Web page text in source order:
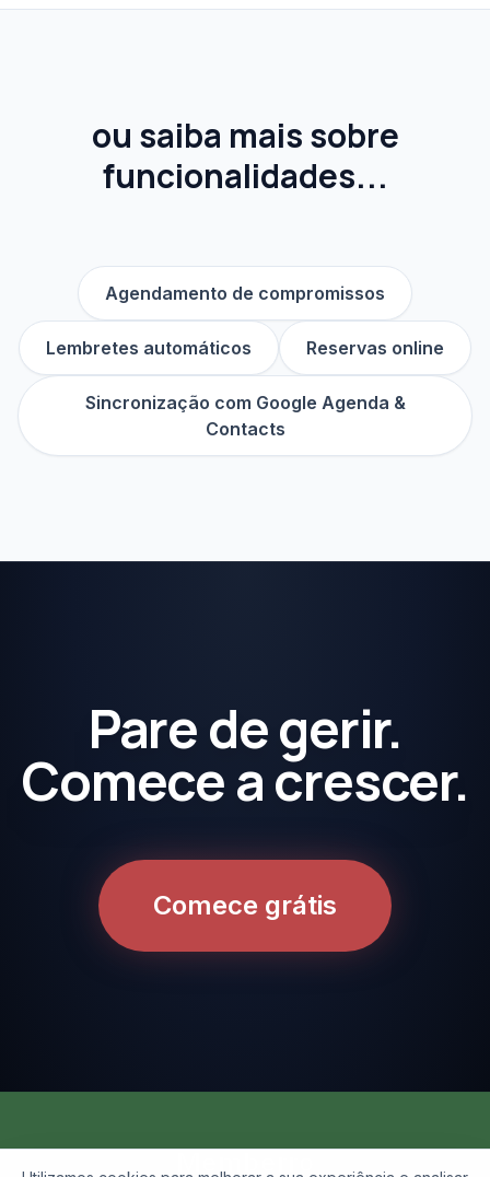
ou saiba mais sobre
funcionalidades...
Agendamento de compromissos
Lembretes automáticos Reservas online
Sincronização com Google Agenda &
Contacts
Pare de gerir.
Comece a crescer.
Comece grátis